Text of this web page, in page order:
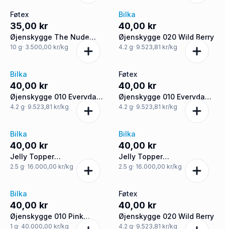
Føtex
35,00 kr
Øjenskygge The Nude
Edition
10 g· 3.500,00 kr/kg
Bilka
40,00 kr
Øjenskygge 020 Wild Berry
4.2 g· 9.523,81 kr/kg
Bilka
40,00 kr
Øjenskygge 010 Everyday
Essentials
4.2 g· 9.523,81 kr/kg
Føtex
40,00 kr
Øjenskygge 010 Everyday
Essentials
4.2 g· 9.523,81 kr/kg
Bilka
40,00 kr
Jelly Topper
øjenskyggestift 010
2.5 g· 16.000,00 kr/kg
Bilka
40,00 kr
Jelly Topper
øjenskyggestift 030
2.5 g· 16.000,00 kr/kg
Bilka
40,00 kr
Øjenskygge 010 Pink
Horizon
1 g· 40.000,00 kr/kg
Føtex
40,00 kr
Øjenskygge 020 Wild Berry
4.2 g· 9.523,81 kr/kg